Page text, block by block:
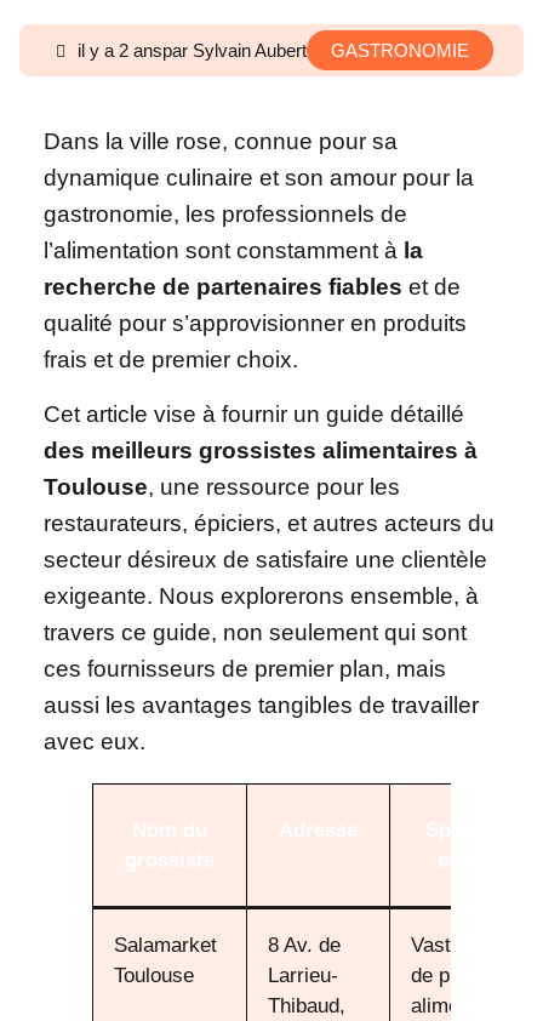
il y a 2 anspar Sylvain Aubert GASTRONOMIE
Dans la ville rose, connue pour sa
dynamique culinaire et son amour pour la
gastronomie, les professionnels de
l’alimentation sont constamment à la
recherche de partenaires fiables et de
qualité pour s’approvisionner en produits
frais et de premier choix.
Cet article vise à fournir un guide détaillé
des meilleurs grossistes alimentaires à
Toulouse, une ressource pour les
restaurateurs, épiciers, et autres acteurs du
secteur désireux de satisfaire une clientèle
exigeante. Nous explorerons ensemble, à
travers ce guide, non seulement qui sont
ces fournisseurs de premier plan, mais
aussi les avantages tangibles de travailler
avec eux.
Nom du
grossiste
Adresse
Spécialités
et offres
Salamarket
Toulouse
8 Av. de
Larrieu-
Thibaud,
Vaste gamme
de produits
alimentaires :